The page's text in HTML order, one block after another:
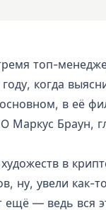
топ-
когда
в её
Маркус Браун,
в
ну, увели как-
— ведь вся